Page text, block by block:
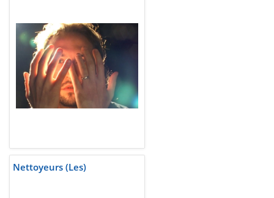
Nettoyeurs (Les)